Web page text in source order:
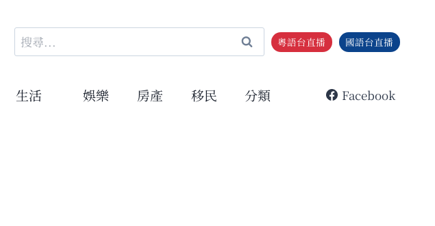
搜
尋
鍵
粵語台直播 國語台直播
生活 娛樂 房產 移民 分類 Facebook